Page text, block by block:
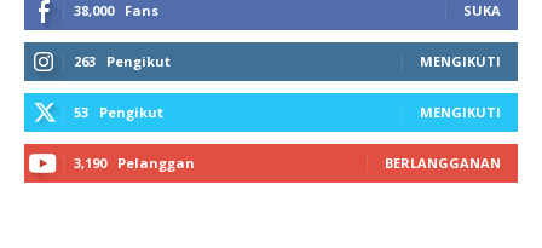
38,000 Fans SUKA
263 Pengikut MENGIKUTI
53 Pengikut MENGIKUTI
3,190 Pelanggan BERLANGGANAN